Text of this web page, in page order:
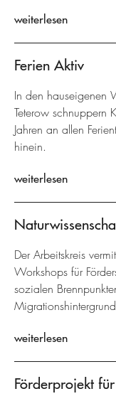
weiterlesen
Ferien Aktiv
In den hauseigenen
Teterow schnuppern
Jahren an allen
hinein.
weiterlesen
Der Arbeitskreis
Workshops für
sozialen
weiterlesen
Förderprojekt